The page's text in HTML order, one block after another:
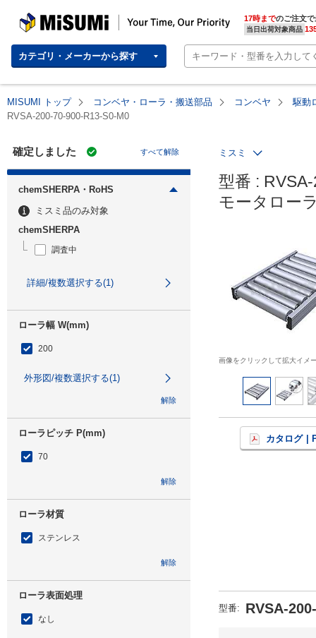
MISUMI | Your Time, Our Priority 17時までのご注文で
当日出荷対象商品
カテゴリ・メーカーから探す
MISUMI トップ コンベヤ・ローラ・搬送部品 コンベヤ
駆動
RVSA-200-70-900-R13-S0-M0
確定しました すべて解除
chemSHERPA・RoHS
ミスミ品のみ対象
chemSHERPA
調査中
詳細/複数選択する(1)
ローラ幅 W(mm)
200
外形図/複数選択する(1)
解除
ローラピッチ P(mm)
70
解除
ローラ材質
ステンレス
解除
ローラ表面処理
なし
ミスミ
型番 :
モータロー
画像をクリックして拡大イメ
カタログ |
型番: RVSA-